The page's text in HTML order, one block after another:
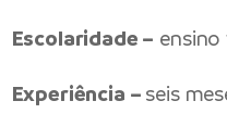
Escolaridade –
Experiência – seis